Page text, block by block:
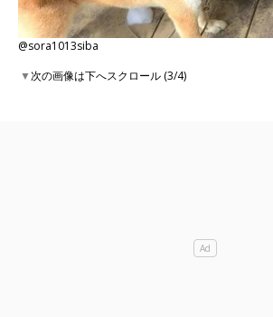
@sora1013siba
▼次の画像は下へスクロール (3/4)